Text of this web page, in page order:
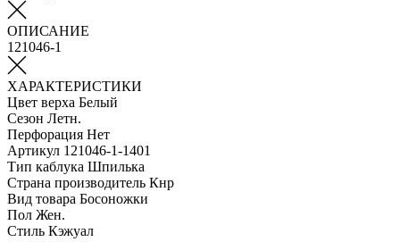
ОПИСАНИЕ
121046-1
ХАРАКТЕРИСТИКИ
Цвет верха Белый
Сезон Летн.
Перфорация Нет
Артикул 121046-1-1401
Тип каблука Шпилька
Страна производитель Кнр
Вид товара Босоножки
Пол Жен.
Стиль Кэжуал